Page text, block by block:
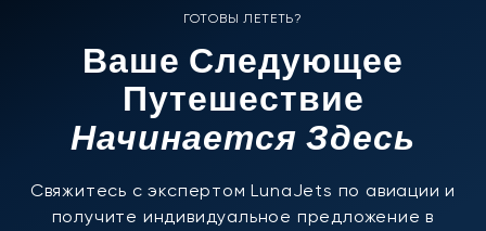
ГОТОВЫ ЛЕТЕТЬ?
Ваше Следующее
Путешествие
Начинается Здесь
Свяжитесь с экспертом LunaJets по авиации и
получите индивидуальное предложение в